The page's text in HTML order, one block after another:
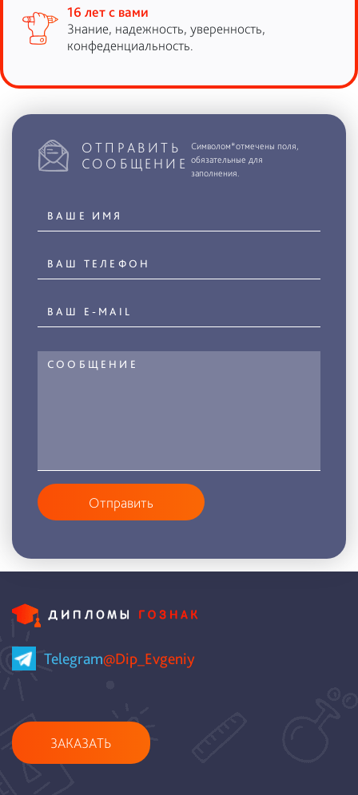
16 лет с вами
Знание, надежность, уверенность,
конфеденциальность.
ОТПРАВИТЬ
СООБЩЕНИЕ
Символом*отмечены поля,
обязательные для
заполнения.
Отправить
Telegram@Dip_Evgeniy
ЗАКАЗАТЬ